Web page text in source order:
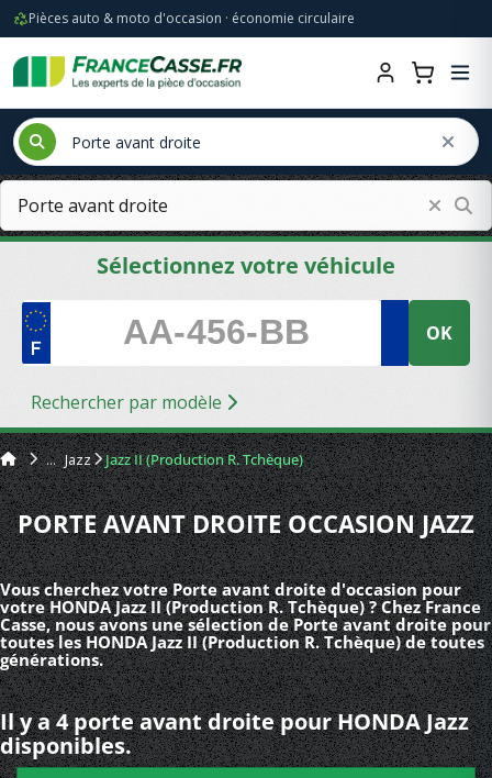
Pièces auto & moto d'occasion · économie circulaire
Sélectionnez votre véhicule
OK
Rechercher par modèle
Jazz Jazz II (Production R. Tchèque)
PORTE AVANT DROITE OCCASION JAZZ
Vous cherchez votre Porte avant droite d'occasion pour
votre HONDA Jazz II (Production R. Tchèque) ? Chez France
Casse, nous avons une sélection de Porte avant droite pour
toutes les HONDA Jazz II (Production R. Tchèque) de toutes
générations.
Il y a 4 porte avant droite pour HONDA Jazz
disponibles.